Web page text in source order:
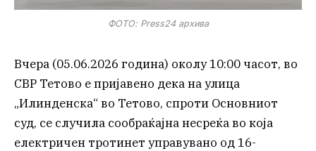
ФОТО: Press24 архива
Вчера (05.06.2026 година) околу 10:00 часот, во
СВР Тетово е пријавено дека на улица
„Илинденска“ во Тетово, спроти Основниот
суд, се случила сообраќајна несреќа во која
електричен тротинет управувано од 16-